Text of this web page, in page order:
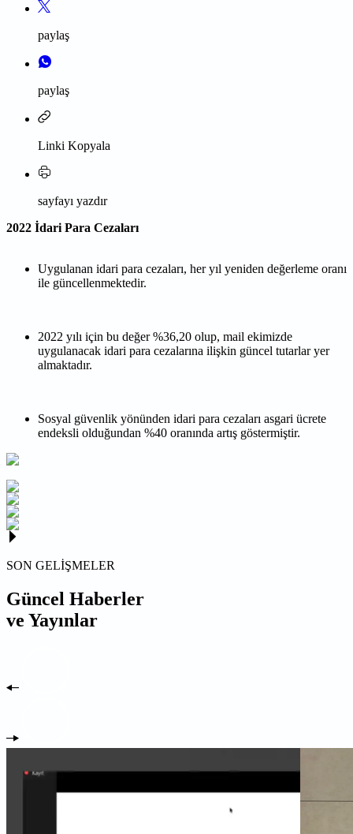
paylaş
paylaş
Linki Kopyala
sayfayı yazdır
2022 İdari Para Cezaları
Uygulanan idari para cezaları, her yıl yeniden değerleme oranı
ile güncellenmektedir.
2022 yılı için bu değer %36,20 olup, mail ekimizde
uygulanacak idari para cezalarına ilişkin güncel tutarlar yer
almaktadır.
Sosyal güvenlik yönünden idari para cezaları asgari ücrete
endeksli olduğundan %40 oranında artış göstermiştir.
SON GELİŞMELER
Güncel Haberler
ve Yayınlar